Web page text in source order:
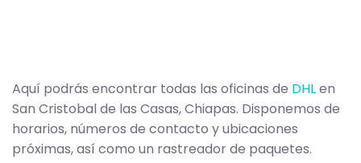
Aquí podrás encontrar todas las oficinas de DHLen
San Cristobal de las Casas, Chiapas. Disponemos de
horarios, números de contacto y ubicaciones
próximas, así como un rastreador de paquetes.